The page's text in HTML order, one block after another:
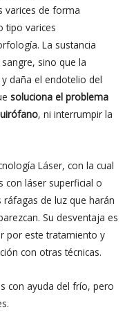
varices de forma
tipo varices
La sustancia
sino que la
daña el endotelio del
soluciona el problema
, ni interrumpir la
Láser, con la cual
con láser superficial o
de luz que harán
Su desventaja es
por este tratamiento y
con otras técnicas.
con ayuda del frío, pero